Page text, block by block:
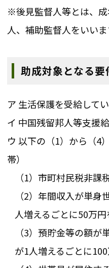
※後見監督人等とは、
人、補助監督人をいいま
助成対象となる要
ア 生活保護を受給して
イ 中国残留邦人等支援
ウ 以下の（1）から（4
帯）
（1）市町村民税非課
（2）年間収入が単
人増えるごとに50万
（3）預貯金等の額
が1人増えるごとに